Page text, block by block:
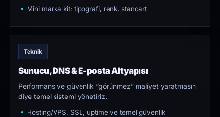
Mini marka kit: tipografi, renk, standart
Teknik
Sunucu, DNS & E-posta Altyapısı
Performans ve güvenlik “görünmez” maliyet yaratmasın
diye temel sistemi yönetiriz.
Hosting/VPS, SSL, uptime ve temel güvenlik